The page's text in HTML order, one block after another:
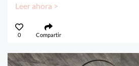
Leer ahora >
0 Compartir